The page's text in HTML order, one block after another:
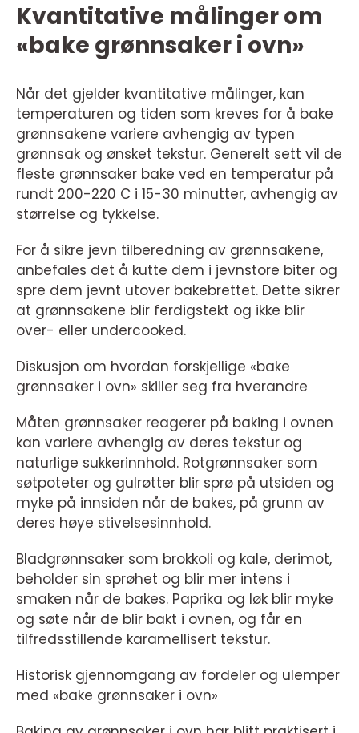
Kvantitative målinger om
«bake grønnsaker i ovn»
Når det gjelder kvantitative målinger, kan
temperaturen og tiden som kreves for å bake
grønnsakene variere avhengig av typen
grønnsak og ønsket tekstur. Generelt sett vil de
fleste grønnsaker bake ved en temperatur på
rundt 200-220 C i 15-30 minutter, avhengig av
størrelse og tykkelse.
For å sikre jevn tilberedning av grønnsakene,
anbefales det å kutte dem i jevnstore biter og
spre dem jevnt utover bakebrettet. Dette sikrer
at grønnsakene blir ferdigstekt og ikke blir
over- eller undercooked.
Diskusjon om hvordan forskjellige «bake
grønnsaker i ovn» skiller seg fra hverandre
Måten grønnsaker reagerer på baking i ovnen
kan variere avhengig av deres tekstur og
naturlige sukkerinnhold. Rotgrønnsaker som
søtpoteter og gulrøtter blir sprø på utsiden og
myke på innsiden når de bakes, på grunn av
deres høye stivelsesinnhold.
Bladgrønnsaker som brokkoli og kale, derimot,
beholder sin sprøhet og blir mer intens i
smaken når de bakes. Paprika og løk blir myke
og søte når de blir bakt i ovnen, og får en
tilfredsstillende karamellisert tekstur.
Historisk gjennomgang av fordeler og ulemper
med «bake grønnsaker i ovn»